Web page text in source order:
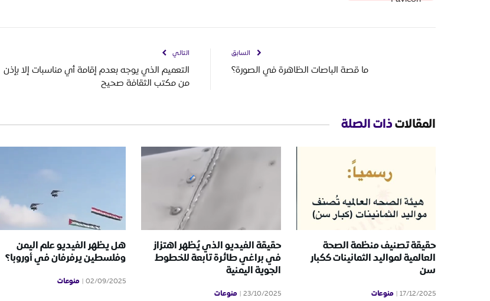
السابق
ما قصة الباصات الظاهرة في الصورة؟
التالي
التعميم الذي يوجه بعدم إقامة أي مناسبات إلا بإذن
من مكتب الثقافة صحيح
المقالاتذات الصلة
حقيقة تصنيف منظمة الصحة
العالمية لمواليد الثمانينات ككبار
سن
17/12/2025 منوعات
حقيقة الفيديو الذي يُظهر اهتزاز
في براغي طائرة تابعة للخطوط
الجوية اليمنية
23/10/2025 منوعات
هل يظهر الفيديو علم اليمن
وفلسطين يرفرفان في أوروبا؟
02/09/2025 منوعات